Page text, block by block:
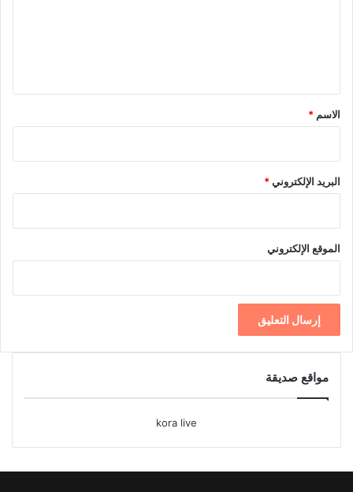
*
الاسم *
البريد الإلكتروني*
الموقع الإلكتروني
مواقع صديقة
kora live